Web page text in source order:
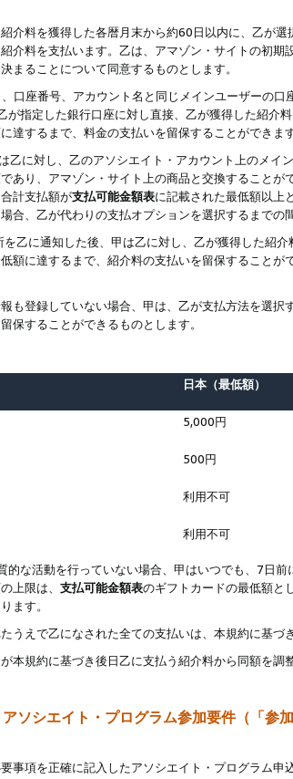
介料を獲得した各暦月末から約60日以内に、乙が
介料を支払います。乙は、アマゾン・サイトの初
まることについて同意するものとします。
座番号、アカウント名と同じメインユーザーの口
が指定した銀行口座に対し直接、乙が獲得した紹介
達するまで、料金の支払いを留保することができます
に対し、乙のアソシエイト・アカウント上のメイ
あり、アマゾン・サイト上の商品と交換すること
計支払額が支払可能金額表に記載された最低額以上
合、乙が代わりの支払オプションを選択するまでの
乙に通知した後、甲は乙に対し、乙が獲得した紹
額に達するまで、紹介料の支払いを留保することが
も登録していない場合、甲は、乙が支払方法を選
保することができるものとします。
日本（最低額）
5,000円
500円
利用不可
利用不可
な活動を行っていない場合、甲はいつでも、7日
上限は、 支払可能金額表のギフトカードの最低額と
ます。
うえで乙になされた全ての支払いは、本規約に基づ
本規約に基づき後日乙に支払う紹介料から同額を調
アソシエイト・プログラム参加要件（「参加
事項を正確に記入したアソシエイト・プログラム